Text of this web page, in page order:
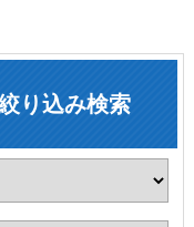
り込み検索